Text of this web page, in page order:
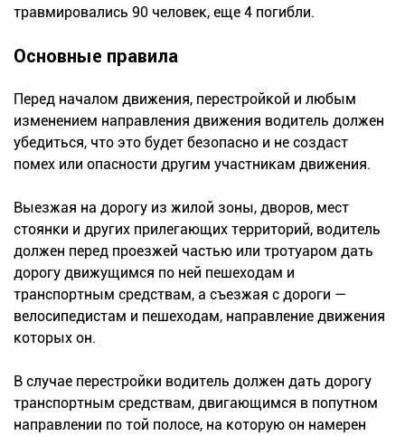
травмировались 90 человек, еще 4 погибли.
Основные правила
Перед началом движения, перестройкой и любым
изменением направления движения водитель должен
убедиться, что это будет безопасно и не создаст
помех или опасности другим участникам движения.
Выезжая на дорогу из жилой зоны, дворов, мест
стоянки и других прилегающих территорий, водитель
должен перед проезжей частью или тротуаром дать
дорогу движущимся по ней пешеходам и
транспортным средствам, а съезжая с дороги —
велосипедистам и пешеходам, направление движения
которых он.
В случае перестройки водитель должен дать дорогу
транспортным средствам, двигающимся в попутном
направлении по той полосе, на которую он намерен